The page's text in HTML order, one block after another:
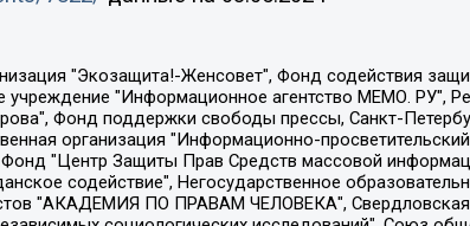
организация "Мы против СПИДа", Камалягин Денис Николаевич, Маркелов Сергей Евгеньевич, Пономарев Лев Александрович, Савицкая Людмила Алексеевна, Автономная некоммерческая организация "Центр по работе с проблемой насилия "НАСИЛИЮ.НЕТ", Межрегиональный профессиональный союз работников здравоохранения "Альянс врачей", Юридическое лицо, зарегистрированное в Латвийской Республике, SIA "Medusa Project" (регистрационный номер 40103797863, дата регистрации 10.06.2014), Некоммерческая организация "Фонд по борьбе с коррупцией", Автономная некоммерческая организация "Институт права и публичной политики", Баданин Роман Сергеевич, Гликин Максим Александрович, Железнова Мария Михайловна, Лукьянова Юлия Сергеевна, Маетная Елизавета Витальевна, Маняхин Петр Борисович, Чуракова Ольга Владимировна, Ярош Юлия Петровна, Юридическое лицо "The Insider SIA", зарегистрированное в Риге, Латвийская Республика (дата регистрации 26.06.2015), являющееся администратором доменного имени интернет-издания "The Insider SIA", https://theins.ru, Постернак Алексей Евгеньевич, Рубин Михаил Аркадьевич, Анин Роман Александрович, Юридическое лицо Istories fonds, зарегистрированное в Латвийской Республике (регистрационный номер 50008295751, дата регистрации 24.02.2020), Великовский Дмитрий Александрович, Долинина Ирина Николаевна, Мароховская Алеся Алексеевна, Шлейнов Роман Юрьевич, Шмагун Олеся Валентиновна, Общество с ограниченной ответственностью "Альтаир 2021", Общество с ограниченной ответственностью "Вега 2021", Общество с ограниченной ответственностью "Главный редактор 2021", Общество с ограниченной ответственностью "Ромашки монолит", Важенков Артем Валерьевич, Ивановская областная общественная организация "Центр гендерных исследований", Гурман Юрий Альбертович, Медиапроект "ОВД-Инфо", Егоров Владимир Владимирович, Жилинский Владимир Александрович, Общество с ограниченной ответственностью "ЗП", Иванова София Юрьевна, Карезина Инна Павловна, Кильтау Екатерина Викторовна, Петров Алексей Викторович, Пискунов Сергей Евгеньевич, Смирнов Сергей Сергеевич, Тихонов Михаил Сергеевич, Общество с ограниченной ответственностью "ЖУРНАЛИСТ-ИНОСТРАННЫЙ АГЕНТ", Арапова Галина Юрьевна, Вольтская Татьяна Анатольевна, Американская компания "Mason G.E.S. Anonymous Foundation" (США), являющаяся владельцем интернет-издания https://mnews.world/, Компания "Stichting Bellingcat", зарегистрированная в Нидерландах (дата регистрации 11.07.2018), Захаров Андрей Вячеславович, Клепиковская Екатерина Дмитриевна, Общество с ограниченной ответственностью "МЕМО", Перл Роман Александрович, Симонов Евгений Алексеевич, Соловьева Елена Анатольевна, Сотников Даниил Владимирович, Сурначева Елизавета Дмитриевна, Автономная некоммерческая организация по защите прав человека и информированию населения "Якутия – Наше Мнение", Общество с ограниченной ответственностью "Москоу диджитал медиа", с 26.01.2023 Общество с ограниченной ответственностью "Чайка Белые сады", Ветошкина Валерия Валерьевна, Заговора Максим Александрович, Межрегиональное общественное движение "Российская ЛГБТ - сеть", Оленичев Максим Владимирович, Павлов Иван Юрьевич, Скворцова Елена Сергеевна, Общество с ограниченной ответственностью "Как бы инагент", Кочетков Игорь